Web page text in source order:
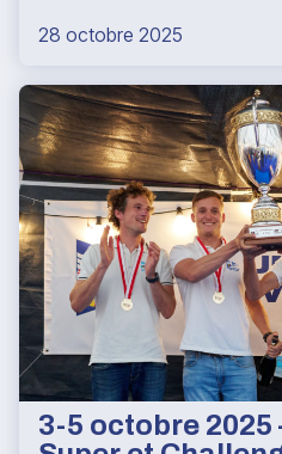
28 octobre 2025
3-5 octobre 2025